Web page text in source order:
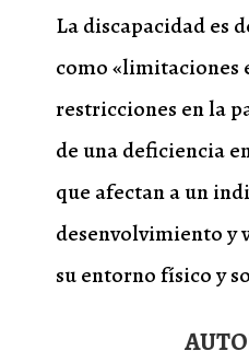
La discapacidad es
como «limitaciones
restricciones en la
de una deficiencia
que afectan a un
desenvolvimiento y
su entorno físico y